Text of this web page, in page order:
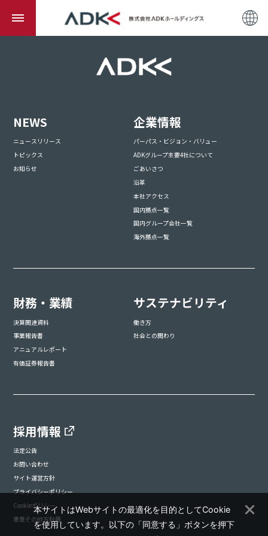
NEWS
ニュースリリース
トピックス
お知らせ
企業情報
パーパス・ビジョン・バリュー
ADKグループ主要4社について
ごあいさつ
沿革
本社アクセス
国内拠点一覧
国内グループ会社一覧
海外拠点一覧
財務・業績
決算関連資料
事業報告書
アニュアルレポート
有価証券報告書
サステナビリティ
働き方
社会との関わり
採用情報
法定公告
お問い合わせ
サイト運営方針
プライバシーポリシー
Cookieポリシー
憲章その他方針等
本サイトはWebサイトの最適化を目的としてCookie
を使用しています。以下の「同意する」ボタンを押下